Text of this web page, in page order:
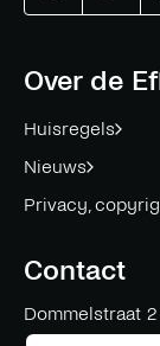
Over de
Huisregels
Nieuws
Privacy,
Contact
Dommelstraat 2
5611 CK